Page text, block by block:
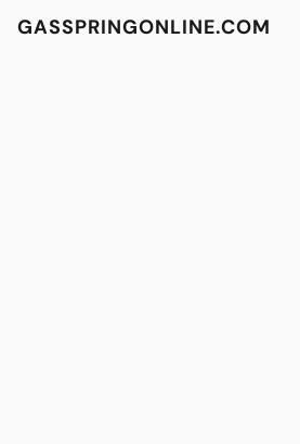
GASSPRINGONLINE.COM